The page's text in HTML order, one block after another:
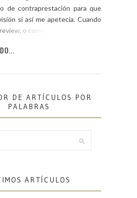
de contraprestación para que
si así me apetecía. Cuando
o como a mí […]
DE ARTÍCULOS POR
PALABRAS
ARTÍCULOS